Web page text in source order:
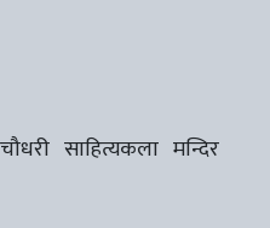
साहित्यकला मन्दिर